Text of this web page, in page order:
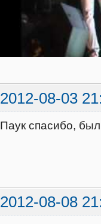
2012-08-03
Паук спасибо,
2012-08-08